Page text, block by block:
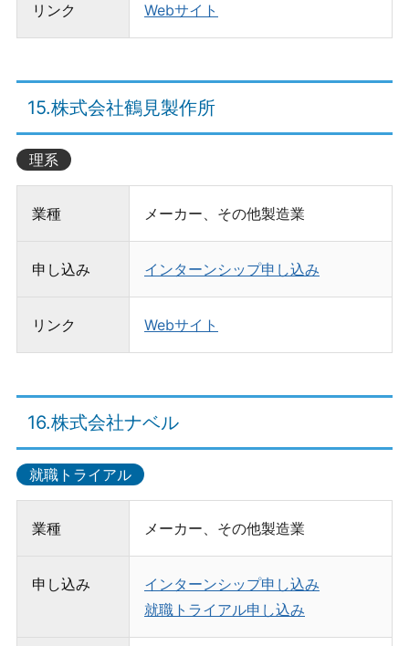
リンク Webサイト
15.株式会社鶴見製作所
理系
業種 メーカー、その他製造業
申し込み インターンシップ申し込み
リンク Webサイト
16.株式会社ナベル
就職トライアル
業種 メーカー、その他製造業
申し込み
インターンシップ申し込み
就職トライアル申し込み